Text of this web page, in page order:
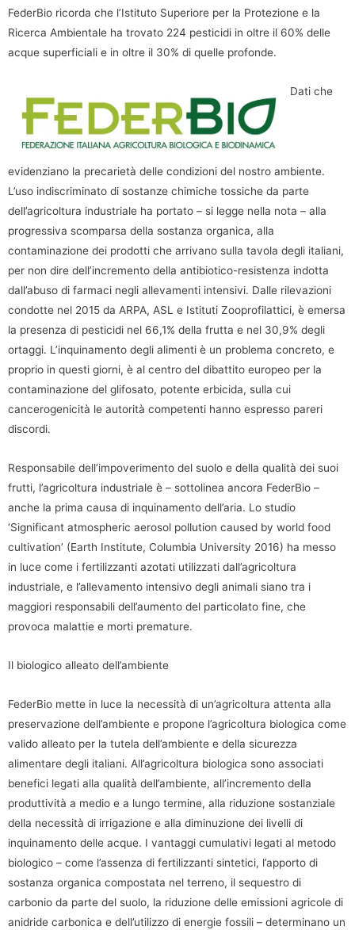
FederBio ricorda che l’Istituto Superiore per la Protezione e la
Ricerca Ambientale ha trovato 224 pesticidi in oltre il 60% delle
acque superficiali e in oltre il 30% di quelle profonde.
Dati che
evidenziano la precarietà delle condizioni del nostro ambiente.
L’uso indiscriminato di sostanze chimiche tossiche da parte
dell’agricoltura industriale ha portato – si legge nella nota – alla
progressiva scomparsa della sostanza organica, alla
contaminazione dei prodotti che arrivano sulla tavola degli italiani,
per non dire dell’incremento della antibiotico-resistenza indotta
dall’abuso di farmaci negli allevamenti intensivi. Dalle rilevazioni
condotte nel 2015 da ARPA, ASL e Istituti Zooprofilattici, è emersa
la presenza di pesticidi nel 66,1% della frutta e nel 30,9% degli
ortaggi. L’inquinamento degli alimenti è un problema concreto, e
proprio in questi giorni, è al centro del dibattito europeo per la
contaminazione del glifosato, potente erbicida, sulla cui
cancerogenicità le autorità competenti hanno espresso pareri
discordi.
Responsabile dell’impoverimento del suolo e della qualità dei suoi
frutti, l’agricoltura industriale è – sottolinea ancora FederBio –
anche la prima causa di inquinamento dell’aria. Lo studio
‘Significant atmospheric aerosol pollution caused by world food
cultivation’ (Earth Institute, Columbia University 2016) ha messo
in luce come i fertilizzanti azotati utilizzati dall’agricoltura
industriale, e l’allevamento intensivo degli animali siano tra i
maggiori responsabili dell’aumento del particolato fine, che
provoca malattie e morti premature.
Il biologico alleato dell’ambiente
FederBio mette in luce la necessità di un’agricoltura attenta alla
preservazione dell’ambiente e propone l’agricoltura biologica come
valido alleato per la tutela dell’ambiente e della sicurezza
alimentare degli italiani. All’agricoltura biologica sono associati
benefici legati alla qualità dell’ambiente, all’incremento della
produttività a medio e a lungo termine, alla riduzione sostanziale
della necessità di irrigazione e alla diminuzione dei livelli di
inquinamento delle acque. I vantaggi cumulativi legati al metodo
biologico – come l’assenza di fertilizzanti sintetici, l’apporto di
sostanza organica compostata nel terreno, il sequestro di
carbonio da parte del suolo, la riduzione delle emissioni agricole di
anidride carbonica e dell’utilizzo di energie fossili – determinano un